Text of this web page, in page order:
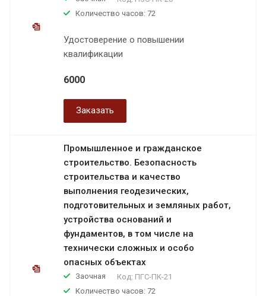
Количество часов: 72
Удостоверение о повышении
квалификации
6000
Заказать
Промышленное и гражданское
строительство. Безопасность
строительства и качество
выполнения геодезических,
подготовительных и земляных работ,
устройства оснований и
фундаментов, в том числе на
технически сложных и особо
опасных объектах
Заочная Код: ПГС-ПК-21
Количество часов: 72